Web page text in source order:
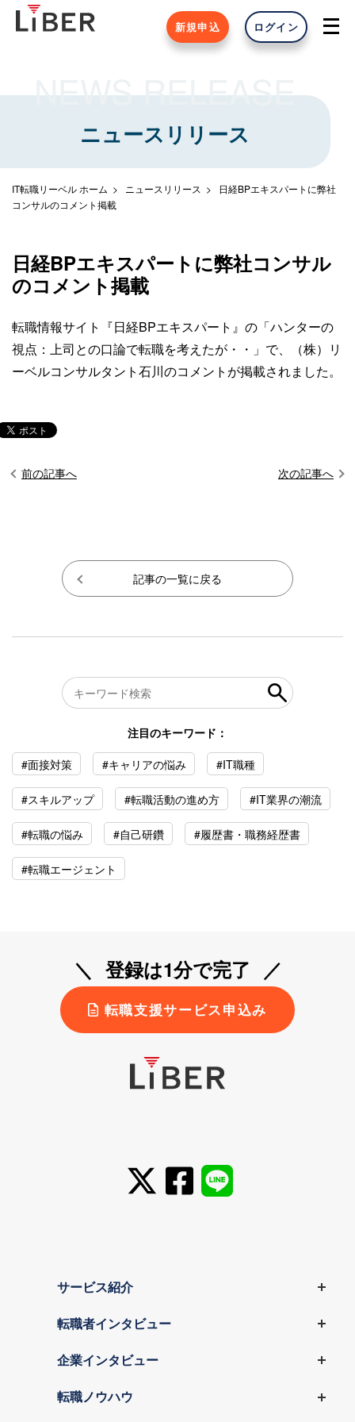
新規申込 ログイン
NEWS RELEASE
ニュースリリース
IT転職リーベル ホーム ニュースリリース
日経BPエキスパートに弊社
コンサルのコメント掲載
日経BPエキスパートに弊社コンサル
のコメント掲載
転職情報サイト『日経BPエキスパート』の「ハンターの
視点：上司との口論で転職を考えたが・・」で、（株）リ
ーベルコンサルタント石川のコメントが掲載されました。
前の記事へ 次の記事へ
記事の一覧に戻る
注目のキーワード：
#面接対策
#キャリアの悩み #IT職種
#スキルアップ #転職活動の進め方 #IT業界の潮流
#転職の悩み #自己研鑽 #履歴書・職務経歴書
#転職エージェント
登録は1分で完了
転職支援サービス申込み
サービス紹介
転職者インタビュー
企業インタビュー
転職ノウハウ